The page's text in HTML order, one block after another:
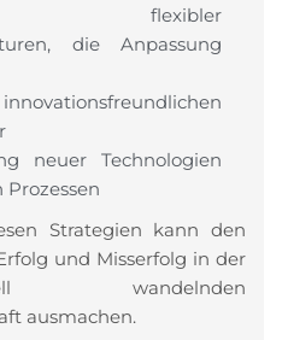
flexibler
die Anpassung
neuer Technologien
Strategien kann den
und Misserfolg in der
wandelnden
ausmachen.